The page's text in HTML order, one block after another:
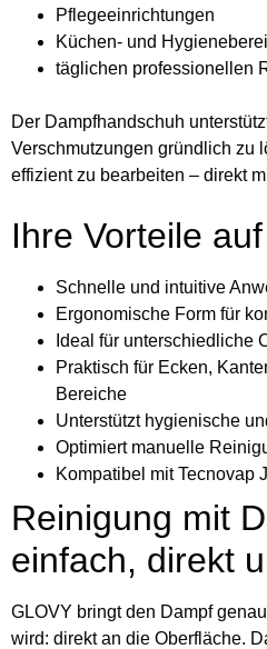
Pflegeeinrichtungen
Küchen- und
täglichen professionellen
Der Dampfhandschuh
Verschmutzungen gründlich zu
effizient zu bearbeiten – direkt
Ihre Vorteile
Schnelle und intuitive
Ergonomische Form für
Ideal für unterschiedliche
Praktisch für Ecken,
Bereiche
Unterstützt hygienische
Optimiert manuelle
Kompatibel mit Tecnovap
Reinigung mit
einfach, direkt
GLOVY bringt den Dampf
wird: direkt an die Oberfläche.